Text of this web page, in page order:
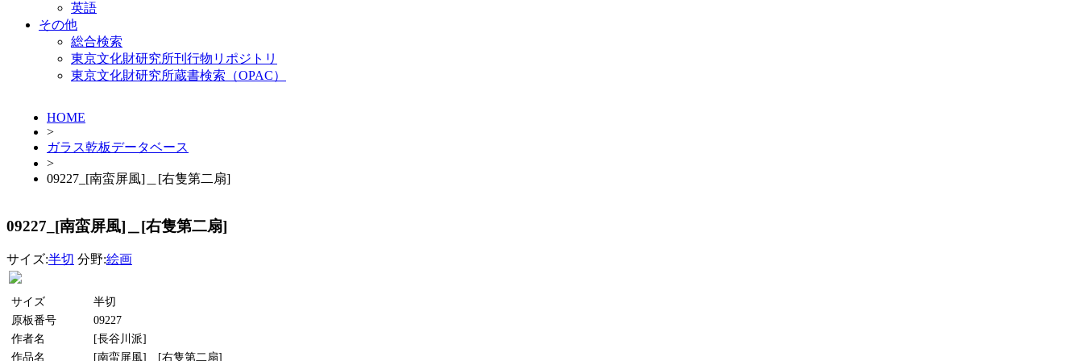
英語
その他
総合検索
東京文化財研究所刊行物リポジトリ
東京文化財研究所蔵書検索（OPAC）
HOME
>
ガラス乾板データベース
>
09227_[南蛮屏風]＿[右隻第二扇]
09227_[南蛮屏風]＿[右隻第二扇]
サイズ:半切 分野:絵画
サイズ
半切
原板番号
09227
作者名
[長谷川派]
作品名
[南蛮屏風]＿[右隻第二扇]